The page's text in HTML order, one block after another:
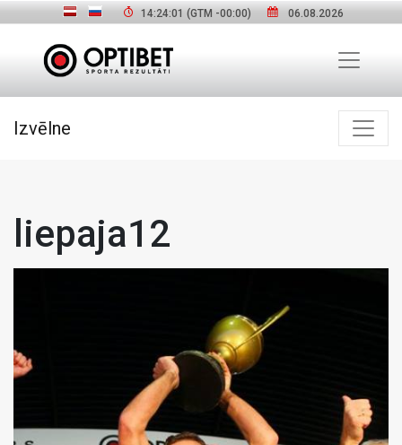
14:24:02 (GTM -00:00) 06.08.2026
Izvēlne
liepaja12